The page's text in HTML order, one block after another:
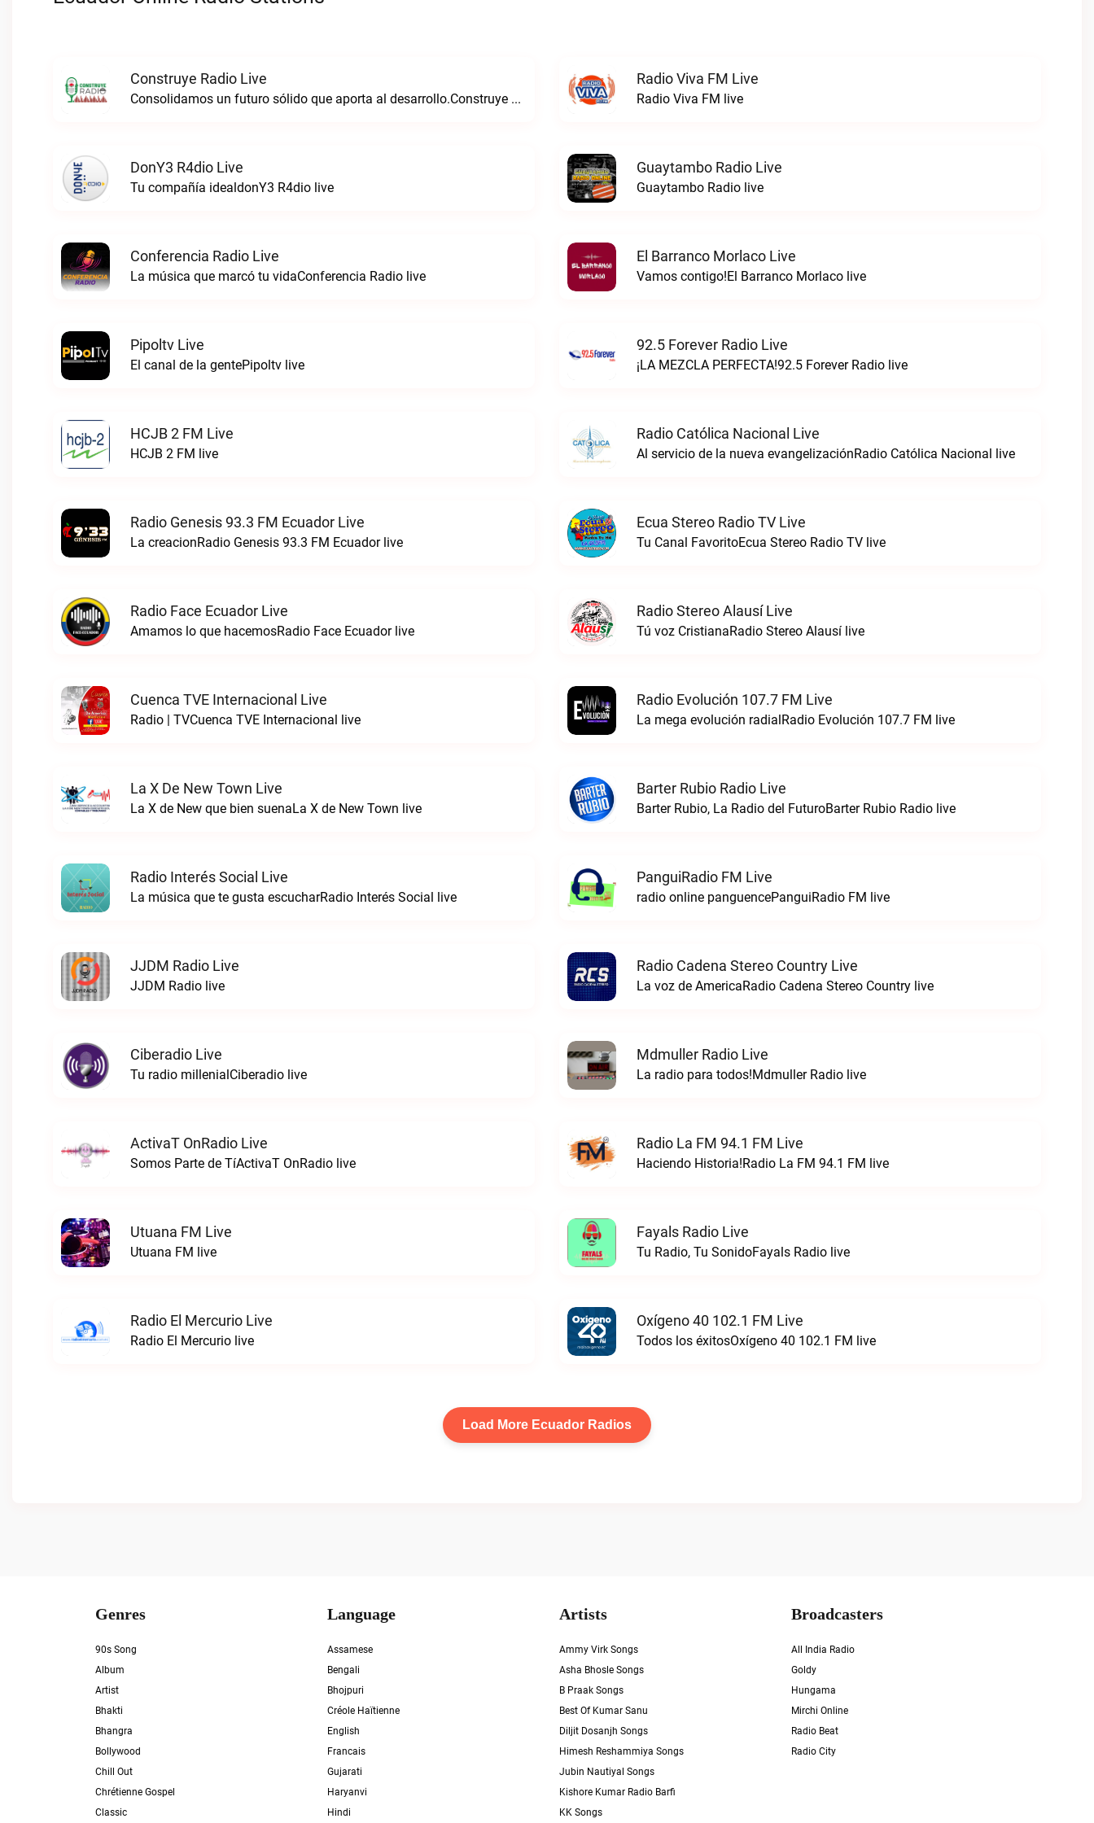
Construye Radio Live
Consolidamos un futuro sólido que aporta al desarrollo.Construye Radio live
Radio Viva FM Live
Radio Viva FM live
DonY3 R4dio Live
Tu compañía idealdonY3 R4dio live
Guaytambo Radio Live
Guaytambo Radio live
Conferencia Radio Live
La música que marcó tu vidaConferencia Radio live
El Barranco Morlaco Live
Vamos contigo!El Barranco Morlaco live
Pipoltv Live
El canal de la gentePipoltv live
92.5 Forever Radio Live
¡LA MEZCLA PERFECTA!92.5 Forever Radio live
HCJB 2 FM Live
HCJB 2 FM live
Radio Católica Nacional Live
Al servicio de la nueva evangelizaciónRadio Católica Nacional live
Radio Genesis 93.3 FM Ecuador Live
La creacionRadio Genesis 93.3 FM Ecuador live
Ecua Stereo Radio TV Live
Tu Canal FavoritoEcua Stereo Radio TV live
Radio Face Ecuador Live
Amamos lo que hacemosRadio Face Ecuador live
Radio Stereo Alausí Live
Tú voz CristianaRadio Stereo Alausí live
Cuenca TVE Internacional Live
Radio | TVCuenca TVE Internacional live
Radio Evolución 107.7 FM Live
La mega evolución radialRadio Evolución 107.7 FM live
La X De New Town Live
La X de New que bien suenaLa X de New Town live
Barter Rubio Radio Live
Barter Rubio, La Radio del FuturoBarter Rubio Radio live
Radio Interés Social Live
La música que te gusta escucharRadio Interés Social live
PanguiRadio FM Live
radio online panguencePanguiRadio FM live
JJDM Radio Live
JJDM Radio live
Radio Cadena Stereo Country Live
La voz de AmericaRadio Cadena Stereo Country live
Ciberadio Live
Tu radio millenialCiberadio live
Mdmuller Radio Live
La radio para todos!Mdmuller Radio live
ActivaT OnRadio Live
Somos Parte de TíActivaT OnRadio live
Radio La FM 94.1 FM Live
Haciendo Historia!Radio La FM 94.1 FM live
Utuana FM Live
Utuana FM live
Fayals Radio Live
Tu Radio, Tu SonidoFayals Radio live
Radio El Mercurio Live
Radio El Mercurio live
Oxígeno 40 102.1 FM Live
Todos los éxitosOxígeno 40 102.1 FM live
Load More Ecuador Radios
Genres
90s Song
Album
Artist
Bhakti
Bhangra
Bollywood
Chill Out
Chrétienne Gospel
Classic
Language
Assamese
Bengali
Bhojpuri
Créole Haïtienne
English
Francais
Gujarati
Haryanvi
Hindi
Artists
Ammy Virk Songs
Asha Bhosle Songs
B Praak Songs
Best Of Kumar Sanu
Diljit Dosanjh Songs
Himesh Reshammiya Songs
Jubin Nautiyal Songs
Kishore Kumar Radio Barfi
KK Songs
Broadcasters
All India Radio
Goldy
Hungama
Mirchi Online
Radio Beat
Radio City